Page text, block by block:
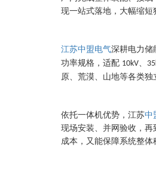
现一站式落地，大幅缩短
江苏中盟电气深耕电力储
功率规格，适配 10kV、
原、荒漠、山地等各类独
依托一体机优势，江苏中
现场安装、并网验收，
成本，又能保障系统整体